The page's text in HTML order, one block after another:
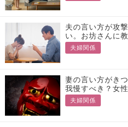
夫の言い方が攻
い。お坊さんに
夫婦関係
妻の言い方がき
我慢すべき？女
夫婦関係